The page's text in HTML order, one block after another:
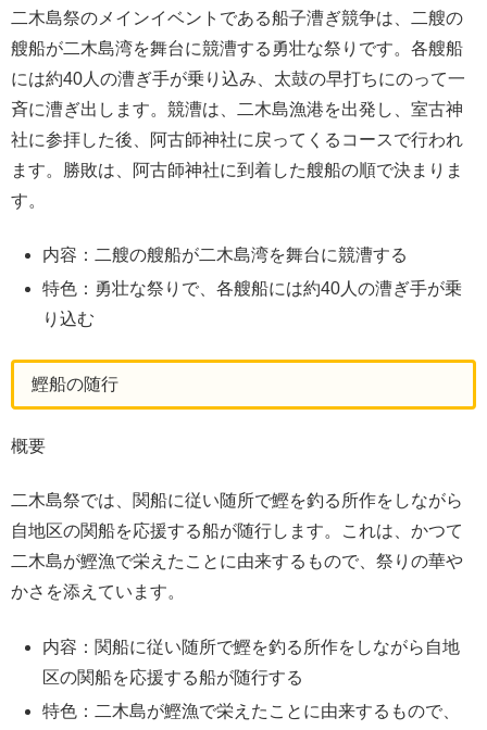
二木島祭のメインイベントである船子漕ぎ競争は、二艘の
艘船が二木島湾を舞台に競漕する勇壮な祭りです。各艘船
には約40人の漕ぎ手が乗り込み、太鼓の早打ちにのって一
斉に漕ぎ出します。競漕は、二木島漁港を出発し、室古神
社に参拝した後、阿古師神社に戻ってくるコースで行われ
ます。勝敗は、阿古師神社に到着した艘船の順で決まりま
す。
内容：二艘の艘船が二木島湾を舞台に競漕する
特色：勇壮な祭りで、各艘船には約40人の漕ぎ手が乗
り込む
鰹船の随行
概要
二木島祭では、関船に従い随所で鰹を釣る所作をしながら
自地区の関船を応援する船が随行します。これは、かつて
二木島が鰹漁で栄えたことに由来するもので、祭りの華や
かさを添えています。
内容：関船に従い随所で鰹を釣る所作をしながら自地
区の関船を応援する船が随行する
特色：二木島が鰹漁で栄えたことに由来するもので、